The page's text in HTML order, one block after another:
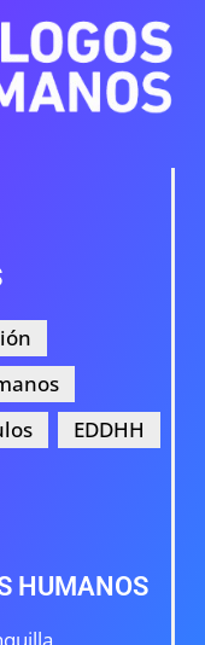
EDDHH
HUMANOS